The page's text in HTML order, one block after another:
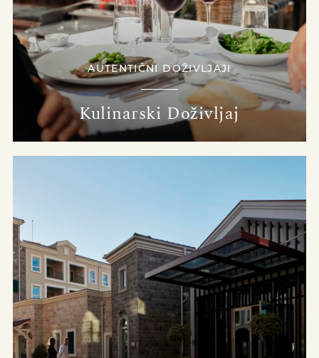
AUTENTIČNI DOŽIVLJAJI
Kulinarski Doživljaj